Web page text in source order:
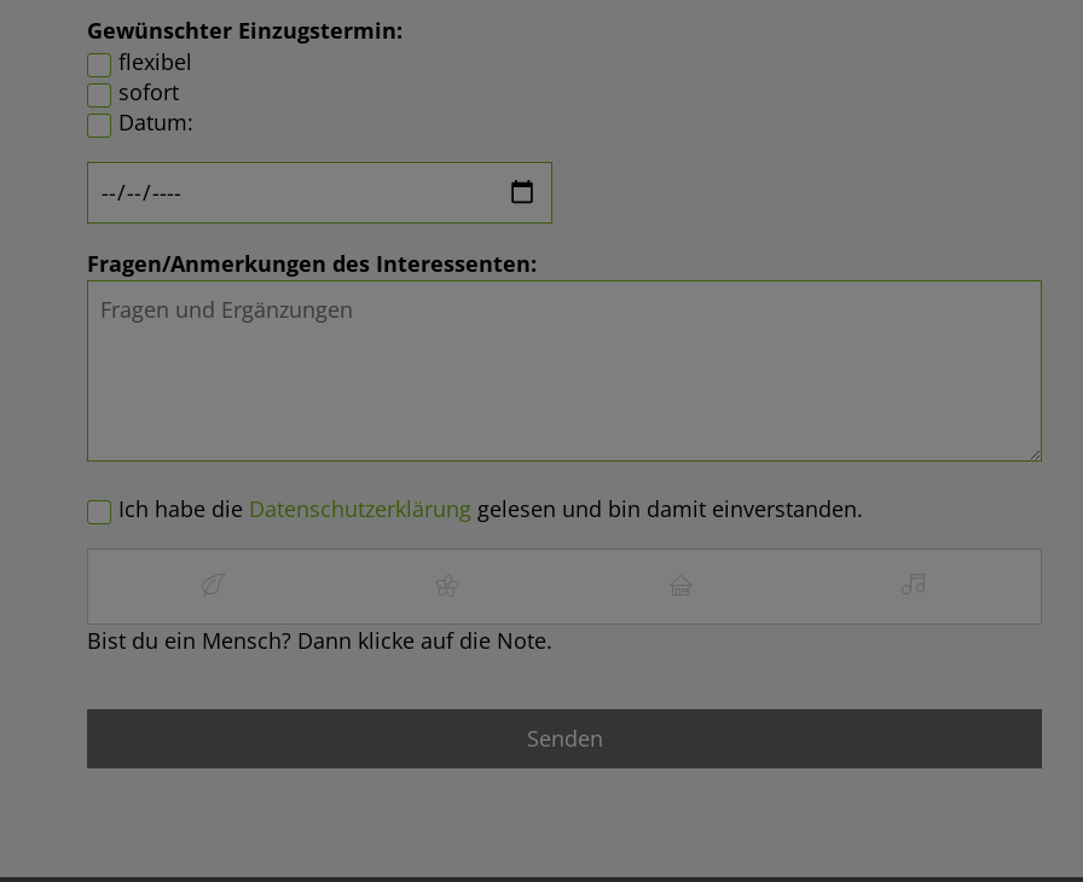
Gewünschter Einzugstermin:
flexibel
sofort
Datum:
Fragen/Anmerkungen des Interessenten:
Ich habe die Datenschutzerklärung gelesen und bin damit einverstanden.
Bist du ein Mensch? Dann klicke auf die Note.